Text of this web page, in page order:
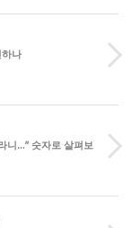
나
니…” 숫자로 살펴보